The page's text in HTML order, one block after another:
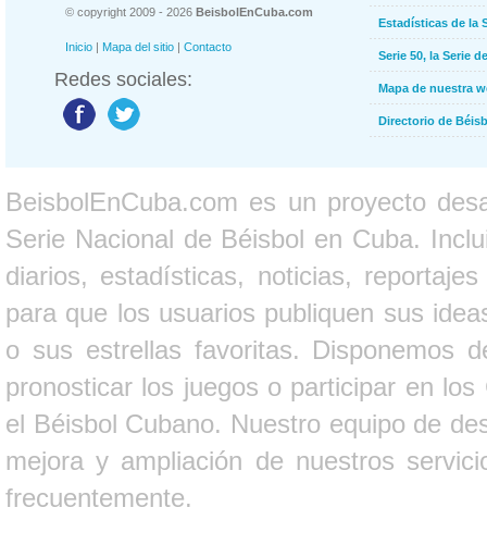
© copyright 2009 - 2026 BeisbolEnCuba.com
Inicio | Mapa del sitio | Contacto
Redes sociales:
Estadísticas de la
Serie 50, la Serie
Mapa de nuestra
Directorio de
BeisbolEnCuba.com es un proyecto
Serie Nacional de Béisbol en Cuba.
diarios, estadísticas, noticias,
para que los usuarios publiquen sus
o sus estrellas favoritas. Disponemos
pronosticar los juegos o participar en
el Béisbol Cubano. Nuestro equipo de
mejora y ampliación de nuestros
frecuentemente.